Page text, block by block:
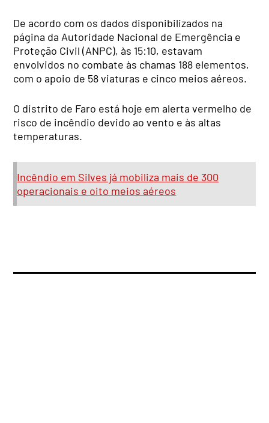
De acordo com os dados disponibilizados na
página da Autoridade Nacional de Emergência e
Proteção Civil (ANPC), às 15:10, estavam
envolvidos no combate às chamas 188 elementos,
com o apoio de 58 viaturas e cinco meios aéreos.
O distrito de Faro está hoje em alerta vermelho de
risco de incêndio devido ao vento e às altas
temperaturas.
Incêndio em Silves já mobiliza mais de 300
operacionais e oito meios aéreos